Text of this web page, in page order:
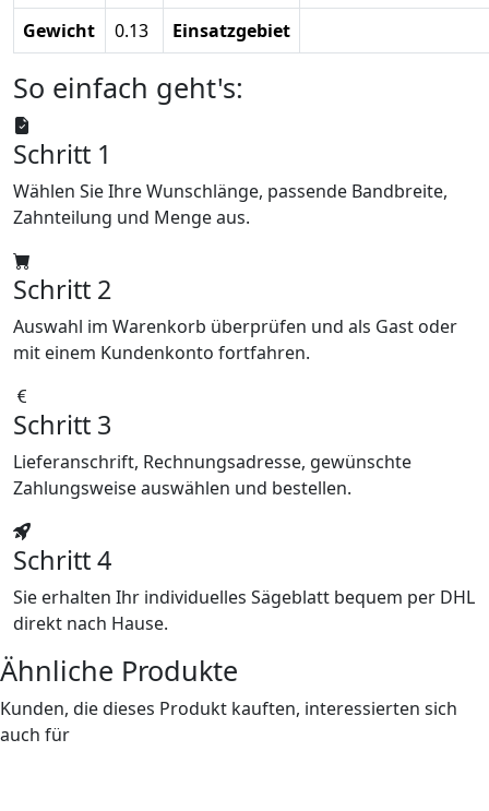
Gewicht 0.13 Einsatzgebiet
So einfach geht's:
Schritt 1
Wählen Sie Ihre Wunschlänge, passende Bandbreite,
Zahnteilung und Menge aus.
Schritt 2
Auswahl im Warenkorb überprüfen und als Gast oder
mit einem Kundenkonto fortfahren.
Schritt 3
Lieferanschrift, Rechnungsadresse, gewünschte
Zahlungsweise auswählen und bestellen.
Schritt 4
Sie erhalten Ihr individuelles Sägeblatt bequem per DHL
direkt nach Hause.
Ähnliche Produkte
Kunden, die dieses Produkt kauften, interessierten sich
auch für